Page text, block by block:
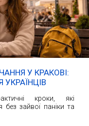
У КРАКОВІ:
кроки, які
без зайвої паніки та